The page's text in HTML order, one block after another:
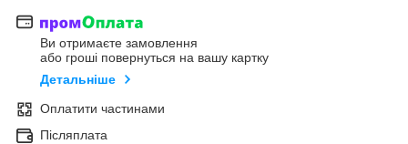
Ви отримаєте замовлення
або гроші повернуться на вашу картку
Детальніше
Оплатити частинами
Післяплата